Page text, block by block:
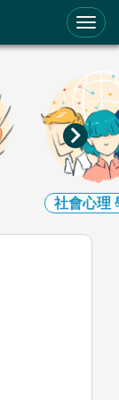
社會心理